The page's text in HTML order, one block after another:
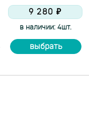
9 280 ₽
в наличии: 4шт.
выбрать